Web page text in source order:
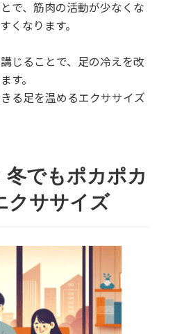
で、筋肉の活動が少なくな
くなります。
じることで、足の冷えを改
す。
る足を温めるエクササイズ
冬でもポカポカ
クササイズ